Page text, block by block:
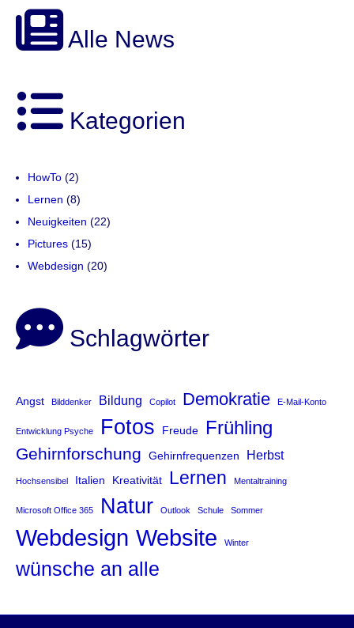
Alle News
Kategorien
HowTo (2)
Lernen (8)
Neuigkeiten (22)
Pictures (15)
Webdesign (20)
Schlagwörter
Angst Bilddenker Bildung Copilot Demokratie E-Mail-Konto
Entwicklung Psyche Fotos Freude Frühling
Gehirnforschung Gehirnfrequenzen Herbst
Hochsensibel Italien Kreativität Lernen Mentaltraining
Microsoft Office 365 Natur Outlook Schule Sommer
Webdesign Website Winter
wünsche an alle